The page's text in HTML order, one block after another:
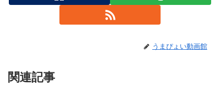
うまぴょい動画館
関連記事